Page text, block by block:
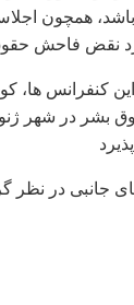
همچون
نقض فاحش
کنفرانس
در شهر ژنو
جانبی در نظر